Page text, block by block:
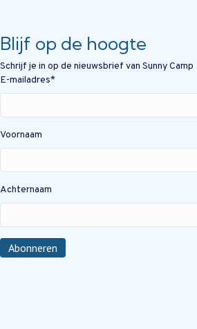
Blijf op de hoogte
Schrijf je in op de nieuwsbrief van Sunny Camp
E-mailadres*
Voornaam
Achternaam
Abonneren